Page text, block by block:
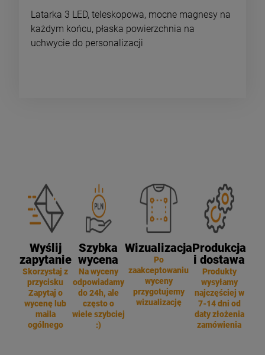
Latarka 3 LED, teleskopowa, mocne magnesy na
każdym końcu, płaska powierzchnia na
uchwycie do personalizacji
Wyślij
zapytanie
Skorzystaj z
przycisku
Zapytaj o
wycenę lub
maila
ogólnego
Szybka
wycena
Na wyceny
odpowiadamy
do 24h, ale
często o
wiele szybciej
:)
Wizualizacja
Po
zaakceptowaniu
wyceny
przygotujemy
wizualizację
Produkcja
i dostawa
Produkty
wysyłamy
najczęściej w
7-14 dni od
daty złożenia
zamówienia